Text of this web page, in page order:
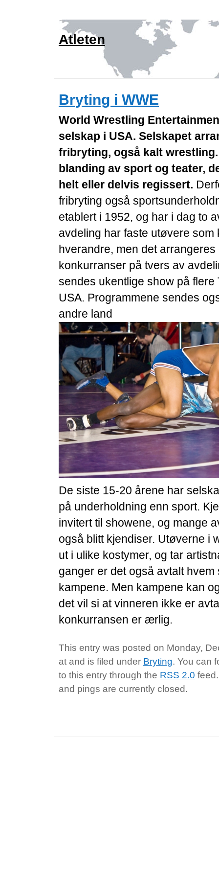
Atleten
Bryting i WWE
World Wrestling
selskap i USA. Selskapet
fribryting, også kalt
blanding av sport og teater,
helt eller delvis regissert.
fribryting også
etablert i 1952, og har i dag to
avdeling har faste utøvere som
hverandre, men det arrangeres
konkurranser på tvers av
sendes ukentlige show på flere
USA. Programmene sendes
andre land
De siste 15-20 årene har
på underholdning enn sport.
invitert til showene, og mange
også blitt kjendiser. Utøverne i
ut i ulike kostymer, og tar
ganger er det også avtalt hvem
kampene. Men kampene kan
det vil si at vinneren ikke er
konkurransen er ærlig.
This entry was posted on Monday,
at and is filed under Bryting. You can
to this entry through the RSS 2.0
and pings are currently closed.